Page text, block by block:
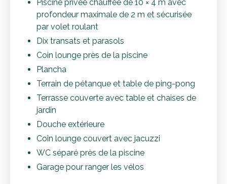
Piscine privée chauffée de 10 × 4 m avec
profondeur maximale de 2 m et sécurisée
par volet roulant
Dix transats et parasols
Coin lounge près de la piscine
Plancha
Terrain de pétanque et table de ping-pong
Terrasse couverte avec table et chaises de
jardin
Douche extérieure
Coin lounge couvert avec jacuzzi
WC séparé près de la piscine
Garage pour ranger les vélos